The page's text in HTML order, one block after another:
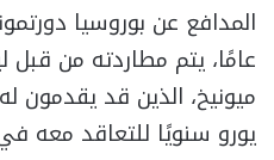
عامًا، يتم مطاردته من قبل
يورو سنويًا للتعاقد معه في